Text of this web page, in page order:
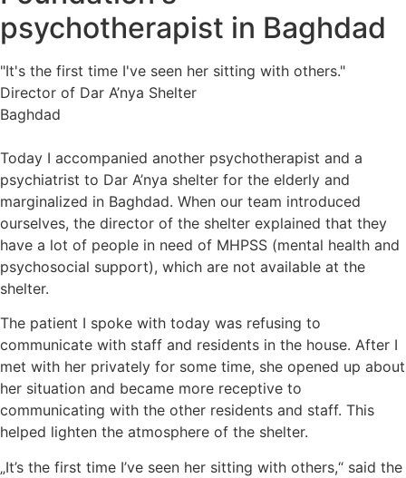
psychotherapist in Baghdad
"It's the first time I've seen her sitting with others."
Director of Dar A’nya Shelter
Baghdad
Today I accompanied another psychotherapist and a
psychiatrist to Dar A’nya shelter for the elderly and
marginalized in Baghdad. When our team introduced
ourselves, the director of the shelter explained that they
have a lot of people in need of MHPSS (mental health and
psychosocial support), which are not available at the
shelter.
The patient I spoke with today was refusing to
communicate with staff and residents in the house. After I
met with her privately for some time, she opened up about
her situation and became more receptive to
communicating with the other residents and staff. This
helped lighten the atmosphere of the shelter.
„It’s the first time I’ve seen her sitting with others,“ said the